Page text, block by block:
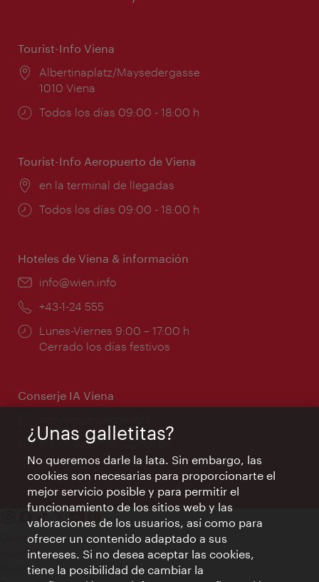
Tourist-Info Viena
Lugar:
Albertinaplatz/Maysedergasse
1010 Viena
Horarios
Todos los días 09:00 - 18:00 h
Tourist-Info Aeropuerto de Viena
Lugar:
en la terminal de llegadas
Horarios
Todos los días 09:00 - 18:00 h
Hoteles de Viena & información
e-
info@wien.info
Teléfono:
+43-1-24 555
Horarios
de
Lunes-Viernes 9:00 – 17:00 h
Cerrado los días festivos
Conserje IA Viena
Información las 24 horas
Contacto
Aviso legal
Política de privacidad de datos
¿Unas galletitas?
No queremos darle la lata. Sin embargo, las
cookies son necesarias para proporcionarte el
mejor servicio posible y para permitir el
funcionamiento de los sitios web y las
valoraciones de los usuarios, así como para
ofrecer un contenido adaptado a sus
intereses. Si no desea aceptar las cookies,
tiene la posibilidad de cambiar la